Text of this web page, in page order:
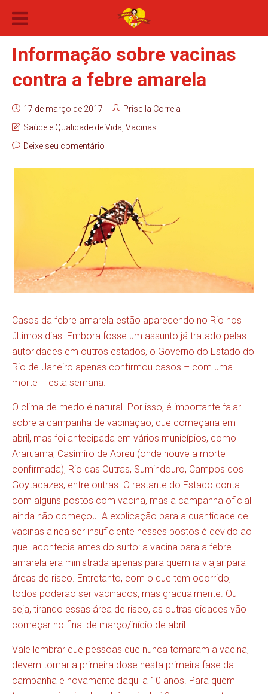
Informação sobre vacinas
contra a febre amarela
17 de março de 2017
Priscila Correia
Saúde e Qualidade de Vida Vacinas
Deixe seu comentário
Casos da febre amarela estão aparecendo no Rio nos
últimos dias. Embora fosse um assunto já tratado pelas
autoridades em outros estados, o Governo do Estado do
Rio de Janeiro apenas confirmou casos – com uma
morte – esta semana.
O clima de medo é natural. Por isso, é importante falar
sobre a campanha de vacinação, que começaria em
abril, mas foi antecipada em vários municípios, como
Araruama, Casimiro de Abreu (onde houve a morte
confirmada), Rio das Outras, Sumindouro, Campos dos
Goytacazes, entre outras. O restante do Estado conta
com alguns postos com vacina, mas a campanha oficial
ainda não começou. A explicação para a quantidade de
vacinas ainda ser insuficiente nesses postos é devido ao
que acontecia antes do surto: a vacina para a febre
amarela era ministrada apenas para quem ia viajar para
áreas de risco. Entretanto, com o que tem ocorrido,
todos poderão ser vacinados, mas gradualmente. Ou
seja, tirando essas área de risco, as outras cidades vão
começar no final de março/início de abril.
Vale lembrar que pessoas que nunca tomaram a vacina,
devem tomar a primeira dose nesta primeira fase da
campanha e novamente daqui a 10 anos. Para quem